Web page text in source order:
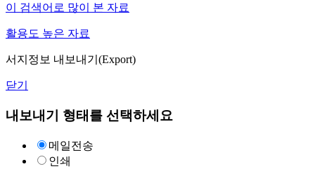
이 검색어로 많이 본 자료
활용도 높은 자료
서지정보 내보내기(Export)
닫기
내보내기 형태를 선택하세요
메일전송
인쇄